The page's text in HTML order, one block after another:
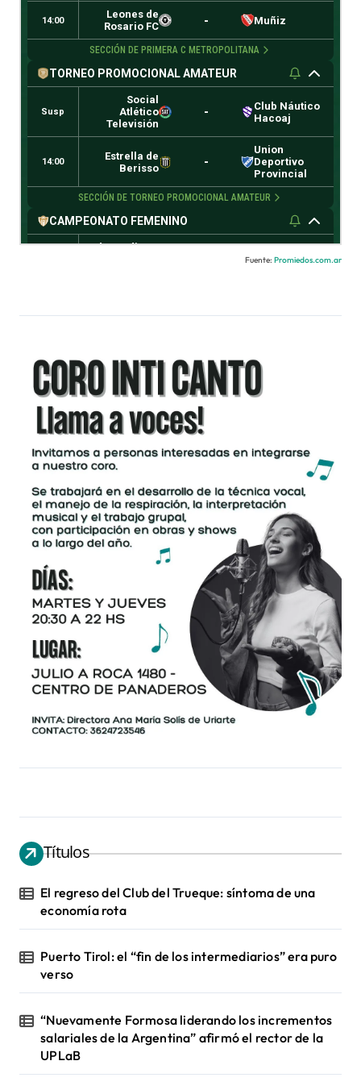
Fuente: Promiedos.com.ar
Títulos
El regreso del Club del Trueque: síntoma de una
economía rota
Puerto Tirol: el “fin de los intermediarios” era puro
verso
“Nuevamente Formosa liderando los incrementos
salariales de la Argentina” afirmó el rector de la
UPLaB